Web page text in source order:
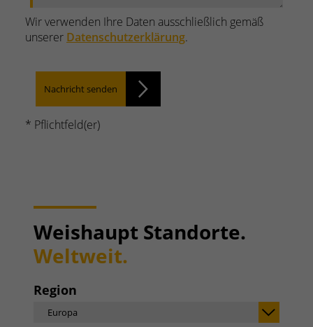
Wir verwenden Ihre Daten ausschließlich gemäß
unserer Datenschutzerklärung.
Nachricht senden
* Pflichtfeld(er)
Weishaupt Standorte.
Weltweit.
Region
Europa